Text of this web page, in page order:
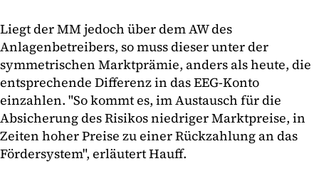
Liegt der MM jedoch über dem AW des
Anlagenbetreibers, so muss dieser unter der
symmetrischen Marktprämie, anders als heute, die
entsprechende Differenz in das EEG-Konto
einzahlen. "So kommt es, im Austausch für die
Absicherung des Risikos niedriger Marktpreise, in
Zeiten hoher Preise zu einer Rückzahlung an das
Fördersystem", erläutert Hauff.